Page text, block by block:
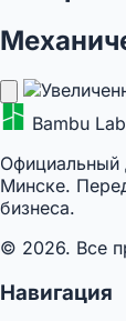
Bambu
Официальный
Минске.
бизнеса.
© 2026. Все
Навигация